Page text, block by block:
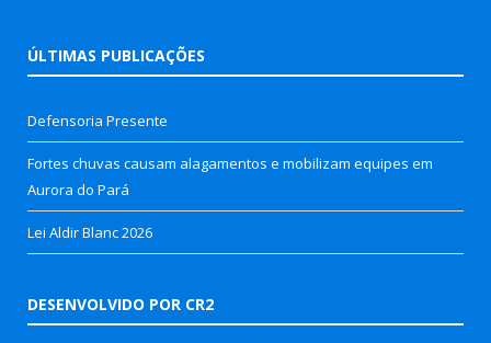
ÚLTIMAS PUBLICAÇÕES
Defensoria Presente
Fortes chuvas causam alagamentos e mobilizam equipes em
Aurora do Pará
Lei Aldir Blanc 2026
DESENVOLVIDO POR CR2